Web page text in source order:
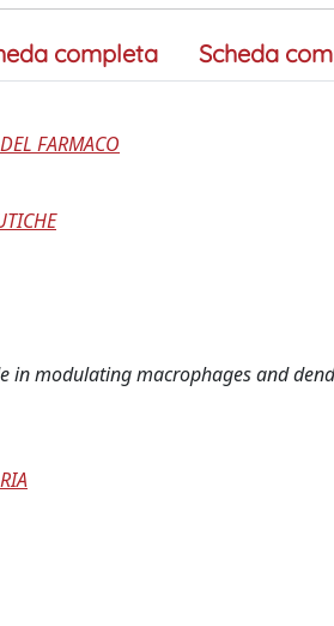
completa Scheda
FARMACO
in modulating macrophages and